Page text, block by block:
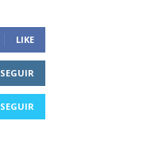
LIKE
SEGUIR
SEGUIR